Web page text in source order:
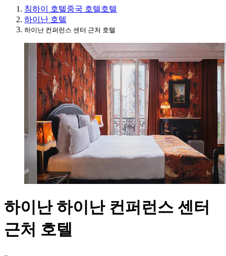
칭하이 호텔중국 호텔호텔
하이난 호텔
하이난 컨퍼런스 센터 근처 호텔
하이난 하이난 컨퍼런스 센터
근처 호텔